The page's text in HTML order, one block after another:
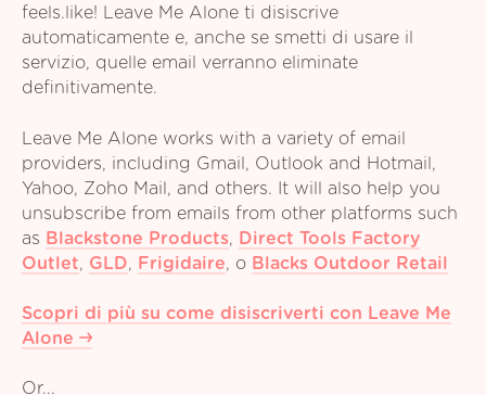
feels.like! Leave Me Alone ti disiscrive
automaticamente e, anche se smetti di usare il
servizio, quelle email verranno eliminate
definitivamente.
Leave Me Alone works with a variety of email
providers, including Gmail, Outlook and Hotmail,
Yahoo, Zoho Mail, and others. It will also help you
unsubscribe from emails from other platforms such
as Blackstone Products, Direct Tools Factory
Outlet, GLD, Frigidaire, o Blacks Outdoor Retail
Scopri di più su come disiscriverti con Leave Me
Alone
Or...